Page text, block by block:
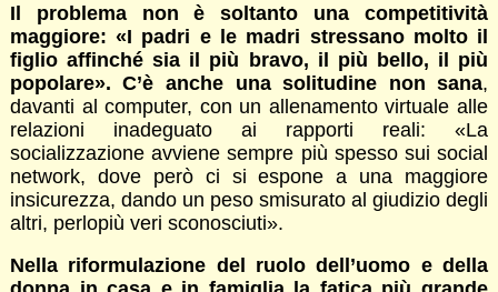
Il problema non è soltanto una competitività
maggiore: «I padri e le madri stressano molto il
figlio affinché sia il più bravo, il più bello, il più
popolare». C’è anche una solitudine non sana,
davanti al computer, con un allenamento virtuale alle
relazioni inadeguato ai rapporti reali: «La
socializzazione avviene sempre più spesso sui social
network, dove però ci si espone a una maggiore
insicurezza, dando un peso smisurato al giudizio degli
altri, perlopiù veri sconosciuti».
Nella riformulazione del ruolo dell’uomo e della